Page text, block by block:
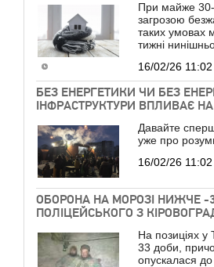
При майже 30-
загрозою
таких умовах
тижні
16/02/26 11:02
БЕЗ ЕНЕРГЕТИКИ ЧИ БЕЗ
ІНФРАСТРУКТУРИ ВПЛИВАЄ
Давайте
уже про
16/02/26 11:02
ОБОРОНА НА МОРОЗІ НИЖЧЕ -
ПОЛІЦЕЙСЬКОГО З
На позиціях у
33 доби,
опускалася до